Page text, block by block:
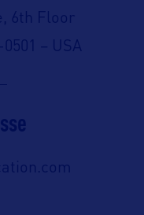
6th Floor
– USA